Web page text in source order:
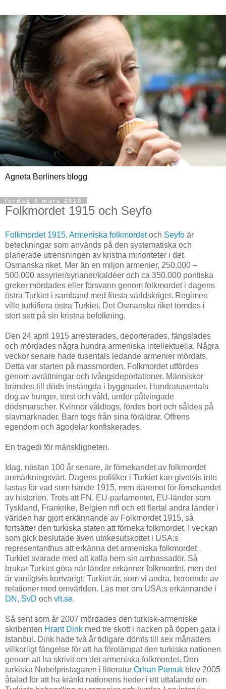
Agneta Berliners blogg
lördag 6 mars 2010
Folkmordet 1915 och Seyfo
Folkmordet 1915, Armeniska folkmordetoch Seyfo är
beteckningar som används på den systematiska och
planerade utrensningen av kristna minoriteter i det
Osmanska riket. Mer än en miljon armenier, 250.000 –
500.000 assyrier/syrianer/kaldéer och ca 350.000 pontiska
greker mördades eller försvann genom folkmordet i dagens
östra Turkiet i samband med första världskriget. Regimen
ville turkifiera östra Turkiet. Det Osmanska riket tömdes i
stort sett på sin kristna befolkning.
Den 24 april 1915 arresterades, deporterades, fängslades
och mördades några hundra armeniska intellektuella. Några
veckor senare hade tusentals ledande armenier mördats.
Detta var starten på massmorden. Folkmordet utfördes
genom avrättningar och tvångsdeportationer. Människor
brändes till döds instängda i byggnader. Hundratusentals
dog av hunger, törst och våld, under påtvingade
dödsmarscher. Kvinnor våldtogs, fördes bort och såldes på
slavmarknader. Barn togs från sina föräldrar. Offrens
egendom och ägodelar konfiskerades.
En tragedi för mänskligheten.
Idag, nästan 100 år senare, är förnekandet av folkmordet
anmärkningsvärt. Dagens politiker i Turkiet kan givetvis inte
lastas för vad som hände 1915, men däremot för förnekandet
av historien. Trots att FN, EU-parlamentet, EU-länder som
Tyskland, Frankrike, Belgien mfl och ett flertal andra länder i
världen har gjort erkännande av Folkmordet 1915, så
fortsätter den turkiska staten att förneka folkmordet. I veckan
som gick beslutade även utrikesutskottet i USA:s
representanthus att erkänna det armeniska folkmordet.
Turkiet svarade med att kalla hem sin ambassadör. Så
brukar Turkiet göra när länder erkänner folkmordet, men det
är vanligtvis kortvarigt. Turkiet är, som vi andra, beroende av
relationer med omvärlden. Läs mer om USA:s erkännande i
DN , SvD och vlt.se.
Så sent som år 2007 mördades den turkisk-armeniske
skribenten Hrant Dink med tre skott i nacken på öppen gata i
Istanbul. Dink hade två år tidigare dömts till sex månaders
villkorligt fängelse för att ha förolämpat den turkiska nationen
genom att ha skrivit om det armeniska folkmordet. Den
turkiska Nobelpristagaren i litteratur Orhan Pamuk blev 2005
åtalad för att ha kränkt nationens heder i ett uttalande om